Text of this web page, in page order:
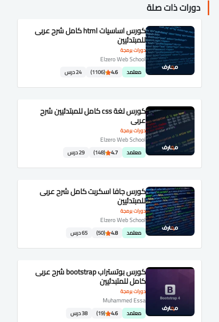
دورات ذات صلة
دورات برمجة
كورس اساسيات html كامل شرح عربى
للمبتدئيين
Elzero Web School
معتمد 4.6
(1106) 24 درس
دورات برمجة
كورس لغة css كامل للمبتدئيين شرح
عربى
Elzero Web School
معتمد 4.7
(148) 29 درس
دورات برمجة
كورس جافا اسكربت كامل شرح عربى
للمبتدئيين
Elzero Web School
معتمد 4.8
(50) 65 درس
دورات برمجة
كورس بوتستراب bootstrap شرح عربى
كامل للمتبدئيين
Muhammed Essa
معتمد 4.6
(19) 38 درس